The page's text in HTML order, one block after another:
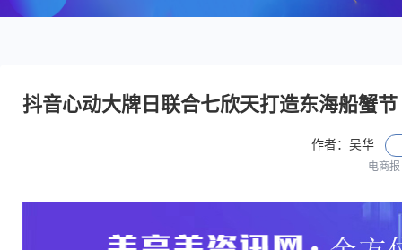
抖音心动大牌日联合七欣天打造东海船蟹
作者：吴华
电商报